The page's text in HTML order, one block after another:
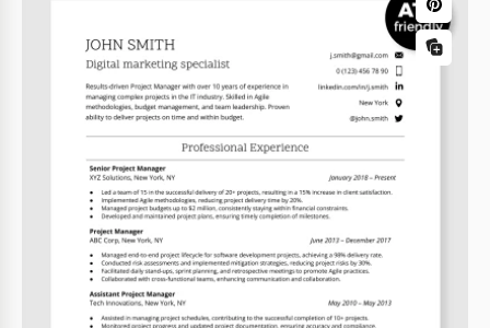
Einfaches ATS-Lebenslauf
Schauen Sie sich unsere einfache ATS-
Lebenslaufvorlage an.
Google Docs